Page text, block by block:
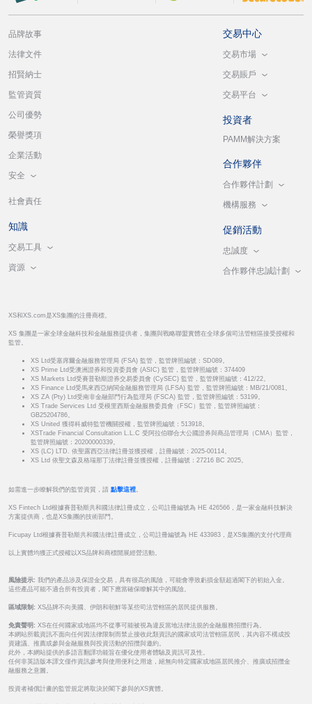
品牌故事
法律文件
招賢納士
監管資質
公司優勢
榮譽獎項
企業活動
安全
社會責任
知識
交易工具
資源
交易中心
交易市場
交易賬戶
交易平台
投資者
PAMM解決方案
合作夥伴
合作夥伴計劃
機構服務
促銷活動
忠誠度
合作夥伴忠誠計劃
XS和XS.com是XS集團的注冊商標。
XS 集團是一家全球金融科技和金融服務提供者，集團與戰略聯盟實體在全球多個司法管轄區接受授權和
監管。
XS Ltd受塞席爾金融服務管理局 (FSA) 監管，監管牌照編號：SD089。
XS Prime Ltd受澳洲證券和投資委員會 (ASIC) 監管，監管牌照編號：374409
XS Markets Ltd受賽普勒斯證券交易委員會 (CySEC) 監管，監管牌照編號：412/22。
XS Finance Ltd受馬來西亞納閩金融服務管理局 (LFSA) 監管，監管牌照編號：MB/21/0081。
XS ZA (Pty) Ltd受南非金融部門行為監理局 (FSCA) 監管，監管牌照編號：53199。
XS Trade Services Ltd 受模里西斯金融服務委員會（FSC）監管，監管牌照編號：
GB25204786。
XS United 獲得科威特監管機關授權，監管牌照編號：513918。
XSTrade Financial Consultation L.L.C 受阿拉伯聯合大公國證券與商品管理局（CMA）監管，
監管牌照編號：20200000339。
XS (LC) LTD. 依聖露西亞法律註冊並獲授權，註冊編號：2025-00114。
XS Ltd 依聖文森及格瑞那丁法律註冊並獲授權，註冊編號：27216 BC 2025。
如需進一步瞭解我們的監管資質，請 點擊這裡。
XS Fintech Ltd根據賽普勒斯共和國法律註冊成立，公司註冊編號為 HE 426566，是一家金融科技解決
方案提供商，也是XS集團的技術部門。
Ficupay Ltd根據賽普勒斯共和國法律註冊成立，公司註冊編號為 HE 433983，是XS集團的支付代理商
以上實體均獲正式授權以XS品牌和商標開展經營活動。
風險提示: 我們的產品涉及保證金交易，具有很高的風險，可能會導致虧損金額超過閣下的初始入金。
這些產品可能不適合所有投資者，閣下應當確保瞭解其中的風險。
區域限制: XS品牌不向美國、伊朗和朝鮮等某些司法管轄區的居民提供服務。
免責聲明: XS在任何國家或地區均不從事可能被視為違反當地法律法規的金融服務招攬行為。
本網站所載資訊不面向任何因法律限制而禁止接收此類資訊的國家或司法管轄區居民，其內容不構成投
資建議、推薦或參與金融服務與投資活動的招攬與邀約。
此外，本網站提供的多語言翻譯功能旨在優化使用者體驗及資訊可及性。
任何非英語版本譯文僅作資訊參考與使用便利之用途，絕無向特定國家或地區居民推介、推廣或招攬金
融服務之意圖。
投資者補償計畫的監管規定將取決於閣下參與的XS實體。